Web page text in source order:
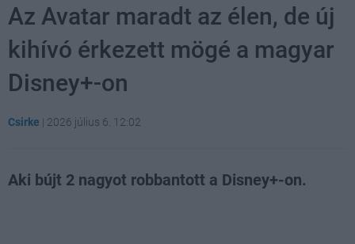
Az Avatar maradt az élen, de új
kihívó érkezett mögé a magyar
Disney+-on
Csirke | 2026 július 6. 12:02
Aki bújt 2 nagyot robbantott a Disney+-on.